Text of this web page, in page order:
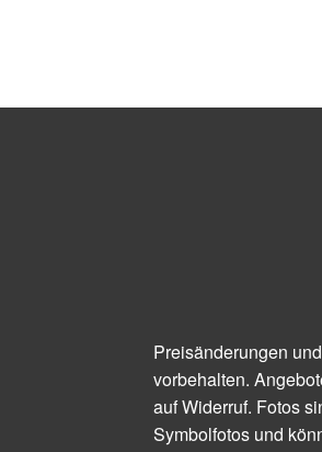
Preisänderungen
vorbehalten.
auf Widerruf. Fotos
Symbolfotos und